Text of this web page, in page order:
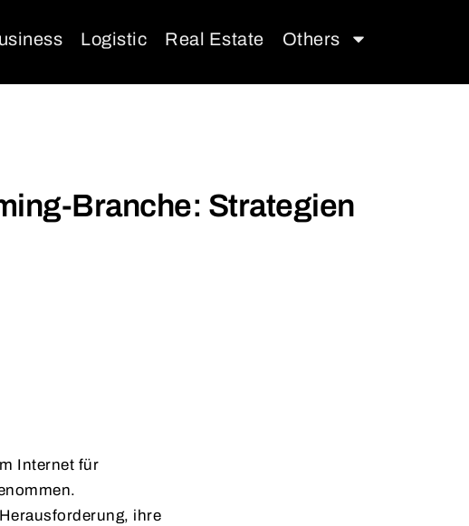
Logistic Real Estate Others
Branche: Strategien
Internet für
ihre